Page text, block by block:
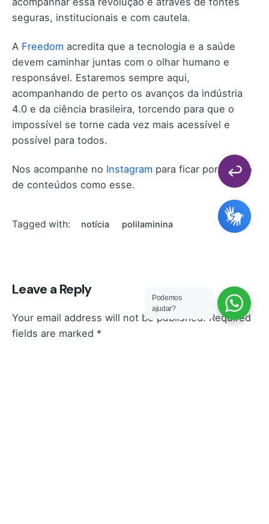
seguras, institucionais e com cautela.
A Freedom acredita que a tecnologia e a saúde
devem caminhar juntas com o olhar humano e
responsável. Estaremos sempre aqui,
acompanhando de perto os avanços da indústria
4.0 e da ciência brasileira, torcendo para que o
impossível se torne cada vez mais acessível e
possível para todos.
Nos acompanhe no Instagram para ficar por dentro
de conteúdos como esse.
Tagged with: notícia polilaminina
Leave a Reply
Your email address will not be published. Required
fields are marked *
Podemos
ajudar?